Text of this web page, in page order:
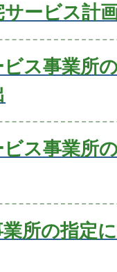
ービス計
ス事業所
ス事業所
所の指定